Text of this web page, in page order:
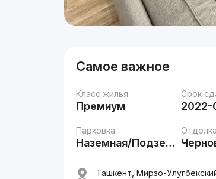
Самое важное
Класс жилья
Премиум
Срок
2022-
Парковка
Наземная/Подземная
Отделка
Ташкент, Мирзо-